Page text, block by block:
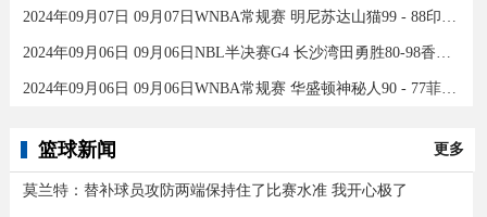
2024年09月07日 09月07日WNBA常规赛 明尼苏达山猫99 - 88印第安纳狂热 全场集锦
2024年09月06日 09月06日NBL半决赛G4 长沙湾田勇胜80-98香港金牛 全场集锦
2024年09月06日 09月06日WNBA常规赛 华盛顿神秘人90 - 77菲尼克斯水星 全场集锦
篮球新闻 更多
莫兰特：替补球员攻防两端保持住了比赛水准 我开心极了